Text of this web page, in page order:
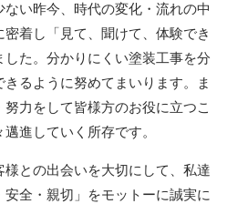
い昨今、時代の変化・流れの中
着し「見て、聞けて、体験でき
た。分かりにくい塗装工事を分
るように努めてまいります。ま
力をして皆様方のお役に立つこ
進していく所存です。
との出会いを大切にして、私達
全・親切」をモットーに誠実に